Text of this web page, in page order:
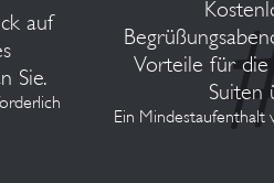
auf
Sie.
Vorteile für die
Suiten
Ein